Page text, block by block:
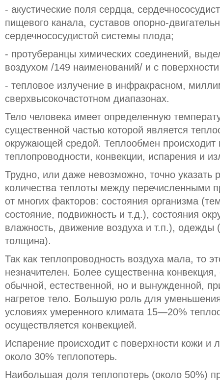
- акустические поля сердца,
пищевого канала, суставов опорно-
сердечнососудистой системы плода;
- протуберанцы химических соединений,
воздухом /149 наименований/ и с
- тепловое излучение в инфракрасном,
сверхвысокочастотном диапазонах.
Тело человека имеет определенную
существенной частью которой является
окружающей средой. Теплообмен происходит
теплопроводности, конвекции, испарения и
Трудно, или даже невозможно, точно указать
количества теплоты между перечисленными
от многих факторов: состояния организма
состояние, подвижность и т.д.), состояния
влажность, движение воздуха и т.п.),
толщина).
Так как теплопроводность воздуха мала, то
незначителен. Более существенна
обычной, естественной, но и вынужденной,
нагретое тело. Большую роль для
условиях умеренного климата 15—20%
осуществляется конвекцией.
Испарение происходит с поверхности кожи и
около 30% теплопотерь.
Наибольшая доля теплопотерь (около 50%)